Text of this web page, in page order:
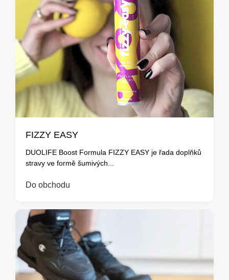
FIZZY EASY
DUOLIFE Boost Formula FIZZY EASY je řada doplňků
stravy ve formě šumivých...
Do obchodu